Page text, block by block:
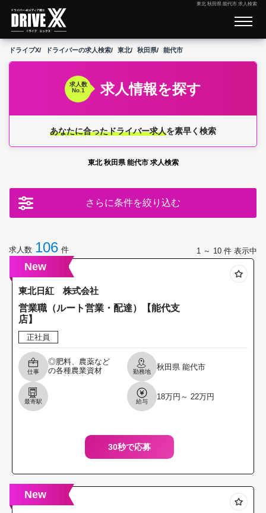
東北 秋田県 能代市 求人検索
ドライブX ドライバーの求人検索 東北 秋田県 能代市
求人数
No.1
求人情報を探す
あなたに合ったドライバー求人を素早く検索
東北 秋田県 能代市 求人検索
さらに条件を絞り込む
求人数 106 件 1 ～ 10 件 表示中
New
東北日紅 株式会社
営業職（ルート営業・配達）【能代支
店】
正社員
仕事
◎肥料、農薬など
の各種農業資材
勤務地
秋田県 能代市
最寄駅 給与
18万円～ 22万円
30秒で応募
New